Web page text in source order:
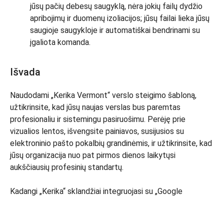
jūsų pačių debesų saugyklą, nėra jokių failų dydžio
apribojimų ir duomenų izoliacijos; jūsų failai lieka jūsų
saugioje saugykloje ir automatiškai bendrinami su
įgaliota komanda.
Išvada
Naudodami „Kerika Vermont“ verslo steigimo šabloną,
užtikrinsite, kad jūsų naujas verslas bus paremtas
profesionaliu ir sistemingu pasiruošimu. Perėję prie
vizualios lentos, išvengsite painiavos, susijusios su
elektroninio pašto pokalbių grandinėmis, ir užtikrinsite, kad
jūsų organizacija nuo pat pirmos dienos laikytųsi
aukščiausių profesinių standartų.
Kadangi „Kerika“ sklandžiai integruojasi su „Google